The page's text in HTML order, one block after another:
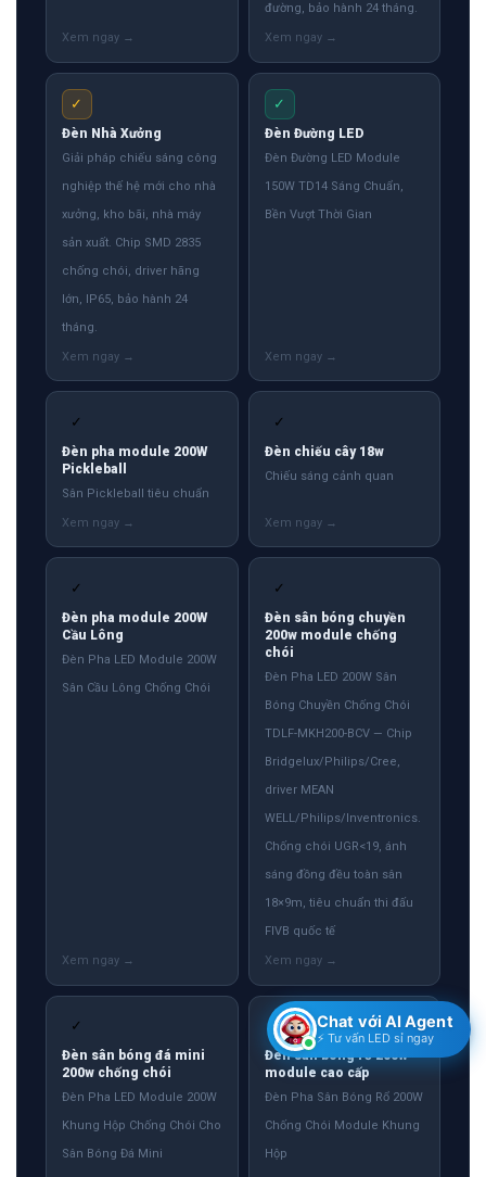
đường, bảo hành 24 tháng.
✓
Đèn Nhà Xưởng
Giải pháp chiếu sáng công
nghiệp thế hệ mới cho nhà
xưởng, kho bãi, nhà máy
sản xuất. Chip SMD 2835
chống chói, driver hãng
lớn, IP65, bảo hành 24
tháng.
✓
Đèn Đường LED
Đèn Đường LED Module
150W TD14 Sáng Chuẩn,
Bền Vượt Thời Gian
✓
Đèn pha module 200W
Pickleball
Sân Pickleball tiêu chuẩn
✓
Đèn chiếu cây 18w
Chiếu sáng cảnh quan
✓
Đèn pha module 200W
Cầu Lông
Đèn Pha LED Module 200W
Sân Cầu Lông Chống Chói
✓
Đèn sân bóng chuyền
200w module chống
chói
Đèn Pha LED 200W Sân
Bóng Chuyền Chống Chói
TDLF-MKH200-BCV — Chip
Bridgelux/Philips/Cree,
driver MEAN
WELL/Philips/Inventronics.
Chống chói UGR<19, ánh
sáng đồng đều toàn sân
18×9m, tiêu chuẩn thi đấu
FIVB quốc tế
✓
Đèn sân bóng đá mini
200w chống chói
Đèn Pha LED Module 200W
Khung Hộp Chống Chói Cho
Sân Bóng Đá Mini
✓
Đèn sân bóng rổ 200w
module cao cấp
Đèn Pha Sân Bóng Rổ 200W
Chống Chói Module Khung
Hộp
Chat với AI Agent
⚡ Tư vấn LED sỉ ngay